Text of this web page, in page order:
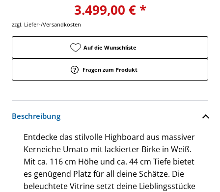
3.499,00 € *
zzgl. Liefer-/Versandkosten
Auf die Wunschliste
Fragen zum Produkt
Beschreibung
Entdecke das stilvolle Highboard aus massiver
Kerneiche Umato mit lackierter Birke in Weiß.
Mit ca. 116 cm Höhe und ca. 44 cm Tiefe bietet
es genügend Platz für all deine Schätze. Die
beleuchtete Vitrine setzt deine Lieblingsstücke